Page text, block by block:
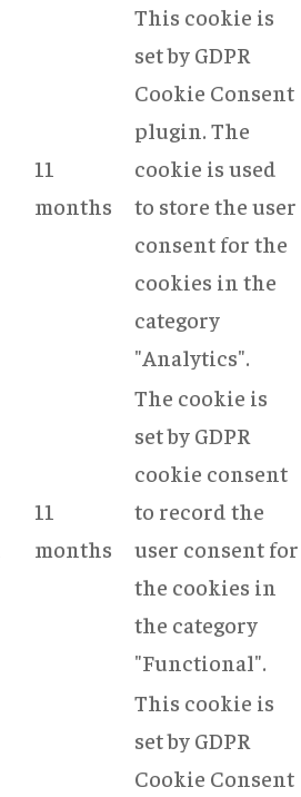
11
months
This cookie is
set by GDPR
Cookie Consent
plugin. The
cookie is used
to store the user
consent for the
cookies in the
category
"Analytics".
11
months
The cookie is
set by GDPR
cookie consent
to record the
user consent for
the cookies in
the category
"Functional".
This cookie is
set by GDPR
Cookie Consent